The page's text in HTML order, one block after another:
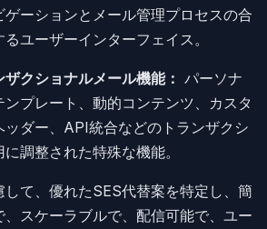
ゲーションとメール管理プロセスの合
ユーザーインターフェイス。
クショナルメール機能： パーソナ
ンプレート、動的コンテンツ、カスタ
ッダー、API統合などのトランザクシ
調整された特殊な機能。
して、優れたSES代替案を特定し、簡
スケーラブルで、配信可能で、ユー